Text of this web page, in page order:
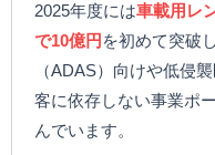
2025年度には車載用レ
で10億円 を初めて突破
（ADAS）向けや低侵
客に依存しない事業ポ
んでいます。